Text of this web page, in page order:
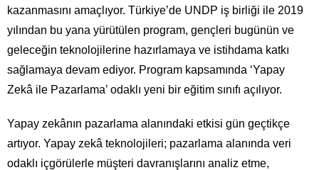
kazanmasını amaçlıyor. Türkiye’de UNDP iş birliği ile 2019
yılından bu yana yürütülen program, gençleri bugünün ve
geleceğin teknolojilerine hazırlamaya ve istihdama katkı
sağlamaya devam ediyor. Program kapsamında ‘Yapay
Zekâ ile Pazarlama’ odaklı yeni bir eğitim sınıfı açılıyor.
Yapay zekânın pazarlama alanındaki etkisi gün geçtikçe
artıyor. Yapay zekâ teknolojileri; pazarlama alanında veri
odaklı içgörülerle müşteri davranışlarını analiz etme,